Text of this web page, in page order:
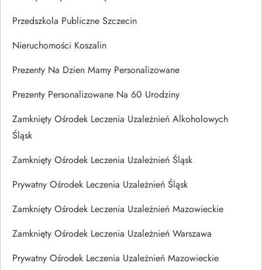
Przedszkola Publiczne Szczecin
Nieruchomości Koszalin
Prezenty Na Dzien Mamy Personalizowane
Prezenty Personalizowane Na 60 Urodziny
Zamknięty Ośrodek Leczenia Uzależnień Alkoholowych
Śląsk
Zamknięty Ośrodek Leczenia Uzależnień Śląsk
Prywatny Ośrodek Leczenia Uzależnień Śląsk
Zamknięty Ośrodek Leczenia Uzależnień Mazowieckie
Zamknięty Ośrodek Leczenia Uzależnień Warszawa
Prywatny Ośrodek Leczenia Uzależnień Mazowieckie